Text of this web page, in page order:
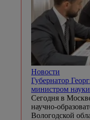
Новости
Губернатор
министром
Сегодня в
научно-
Вологодской